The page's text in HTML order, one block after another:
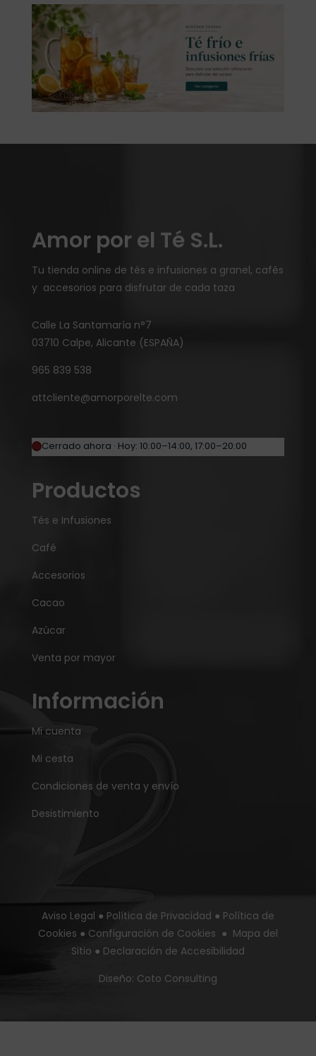
Amor por el Té S.L.
Tu tienda online de tés e infusiones a granel, cafés
y accesorios para disfrutar de cada taza
Calle La Santamaría n°7
03710 Calpe, Alicante (ESPAÑA)
965 839 538
attcliente@amorporelte.com
Cerrado ahora · Hoy: 10:00–14:00, 17:00–20:00
Productos
Tés e Infusiones
Café
Accesorios
Cacao
Azúcar
Venta por mayor
Información
Mi cuenta
Mi cesta
Condiciones de venta y envío
Desistimiento
Aviso Legal ● Política de Privacidad ● Política de
Cookies ● Configuración de Cookies ● Mapa del
Sitio ● Declaración de Accesibilidad
Diseño: Coto Consulting